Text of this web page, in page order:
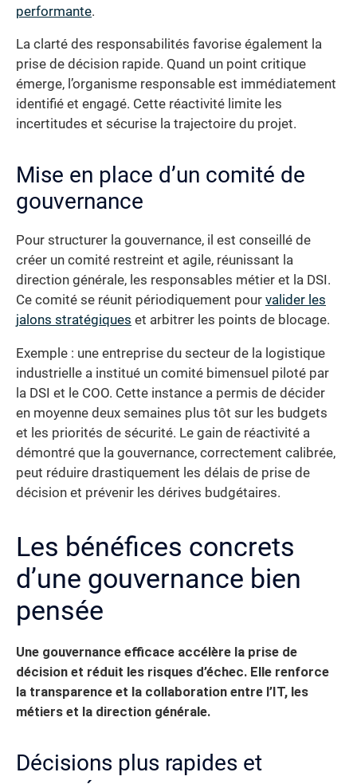
performante.
La clarté des responsabilités favorise également la
prise de décision rapide. Quand un point critique
émerge, l’organisme responsable est immédiatement
identifié et engagé. Cette réactivité limite les
incertitudes et sécurise la trajectoire du projet.
Mise en place d’un comité de
gouvernance
Pour structurer la gouvernance, il est conseillé de
créer un comité restreint et agile, réunissant la
direction générale, les responsables métier et la DSI.
Ce comité se réunit périodiquement pour valider les
jalons stratégiques et arbitrer les points de blocage.
Exemple : une entreprise du secteur de la logistique
industrielle a institué un comité bimensuel piloté par
la DSI et le COO. Cette instance a permis de décider
en moyenne deux semaines plus tôt sur les budgets
et les priorités de sécurité. Le gain de réactivité a
démontré que la gouvernance, correctement calibrée,
peut réduire drastiquement les délais de prise de
décision et prévenir les dérives budgétaires.
Les bénéfices concrets
d’une gouvernance bien
pensée
Une gouvernance efficace accélère la prise de
décision et réduit les risques d’échec. Elle renforce
la transparence et la collaboration entre l’IT, les
métiers et la direction générale.
Décisions plus rapides et